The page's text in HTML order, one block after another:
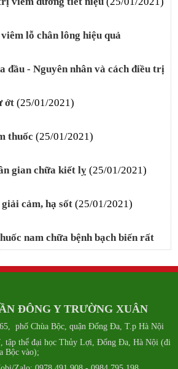
lỗ chân lông hiệu quả
đầu - Nguyên nhân và cách điều trị
ớt (25/01/2021)
thuốc (25/01/2021)
gian chữa kiết lỵ (25/01/2021)
cảm, hạ sốt (25/01/2021)
nam chữa bệnh bạch biến rất
tin dùng(14/09/2020)
ĐÔNG Y TRƯỜNG XUÂN
phố Chùa Bộc, quận Đống Đa, T.p Hà Nội
tập thể đại học Thủy Lợi, Đống Đa, Hà Nội (đi
Bộc vào);